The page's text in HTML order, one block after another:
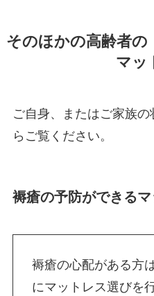
そのほかの高齢者の
マッ
ご自身、またはご家族
らご覧ください。
褥瘡の予防ができる
褥瘡の心配がある方
にマットレス選びを